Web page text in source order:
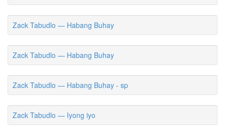
Zack Tabudlo — Habang Buhay
Zack Tabudlo — Habang Buhay
Zack Tabudlo — Habang Buhay - sp
Zack Tabudlo — Iyong iyo